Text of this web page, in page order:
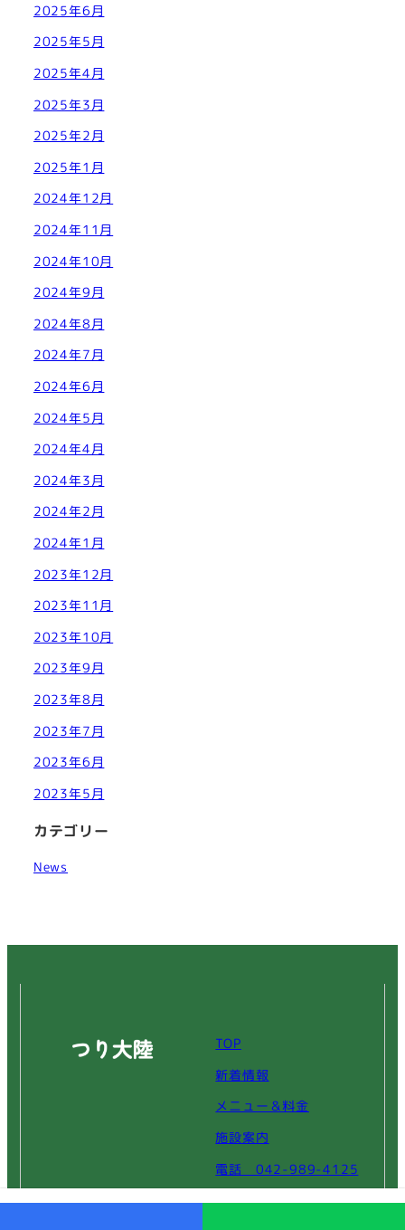
2025年6月
2025年5月
2025年4月
2025年3月
2025年2月
2025年1月
2024年12月
2024年11月
2024年10月
2024年9月
2024年8月
2024年7月
2024年6月
2024年5月
2024年4月
2024年3月
2024年2月
2024年1月
2023年12月
2023年11月
2023年10月
2023年9月
2023年8月
2023年7月
2023年6月
2023年5月
カテゴリー
News
TOP
新着情報
メニュー＆料金
施設案内
電話 042-989-4125